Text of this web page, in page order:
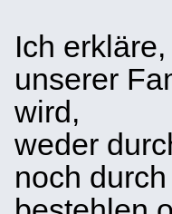
Ich
unserer
wird,
weder
noch